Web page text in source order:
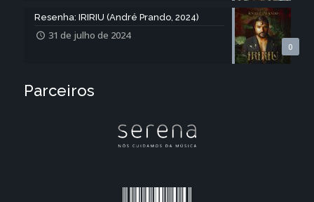
0
Resenha: IRIRIU (André Prando, 2024)
31 de julho de 2024
Parceiros